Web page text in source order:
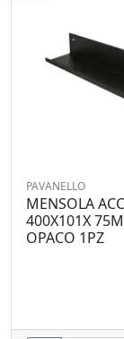
PAVANELLO
MENSOLA
400X101X
OPACO 1PZ